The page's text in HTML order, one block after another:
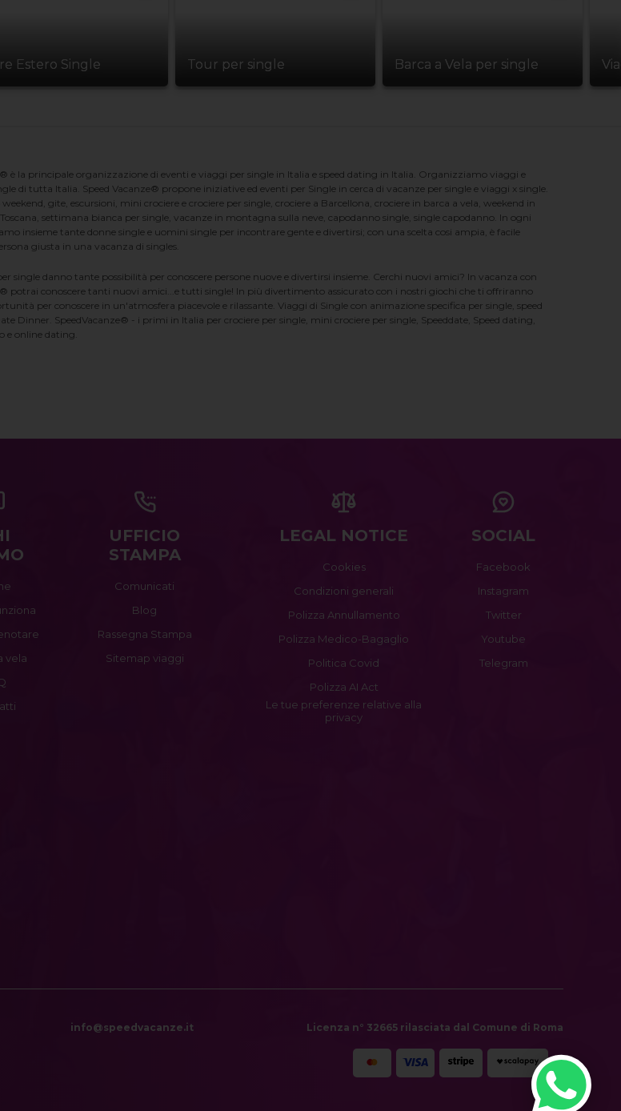
Estero Single Tour per single Barca a Vela per single
è la principale organizzazione di eventi e viaggi per single in Italia e speed dating in Italia. Organizziamo viaggi e
di tutta Italia. Speed Vacanze® propone iniziative ed eventi per Single in cerca di vacanze per single e viaggi x single.
gite, escursioni, mini crociere e crociere per single, crociere a Barcellona, crociere in barca a vela, weekend in
settimana bianca per single, vacanze in montagna sulla neve, capodanno single, single capodanno. In ogni
insieme tante donne single e uomini single per incontrare gente e divertirsi; con una scelta cosi ampia, è facile
giusta in una vacanza di singles.
single danno tante possibilità per conoscere persone nuove e divertirsi insieme. Cerchi nuovi amici? In vacanza con
potrai conoscere tanti nuovi amici...e tutti single! In più divertimento assicurato con i nostri giochi che ti offriranno
per conoscere in un'atmosfera piacevole e rilassante. Viaggi di Single con animazione specifica per single, speed
Dinner. SpeedVacanze® - i primi in Italia per crociere per single, mini crociere per single, Speeddate, Speed dating,
e online dating.
vela
UFFICIO
STAMPA
Comunicati
Blog
Rassegna Stampa
Sitemap viaggi
LEGAL NOTICE
Cookies
Condizioni generali
Polizza Annullamento
Polizza Medico-Bagaglio
Politica Covid
Polizza AI Act
Le tue preferenze relative alla
privacy
SOCIAL
Facebook
Instagram
Twitter
Youtube
Telegram
info@speedvacanze.it Licenza n° 32665 rilasciata dal Comune di Roma